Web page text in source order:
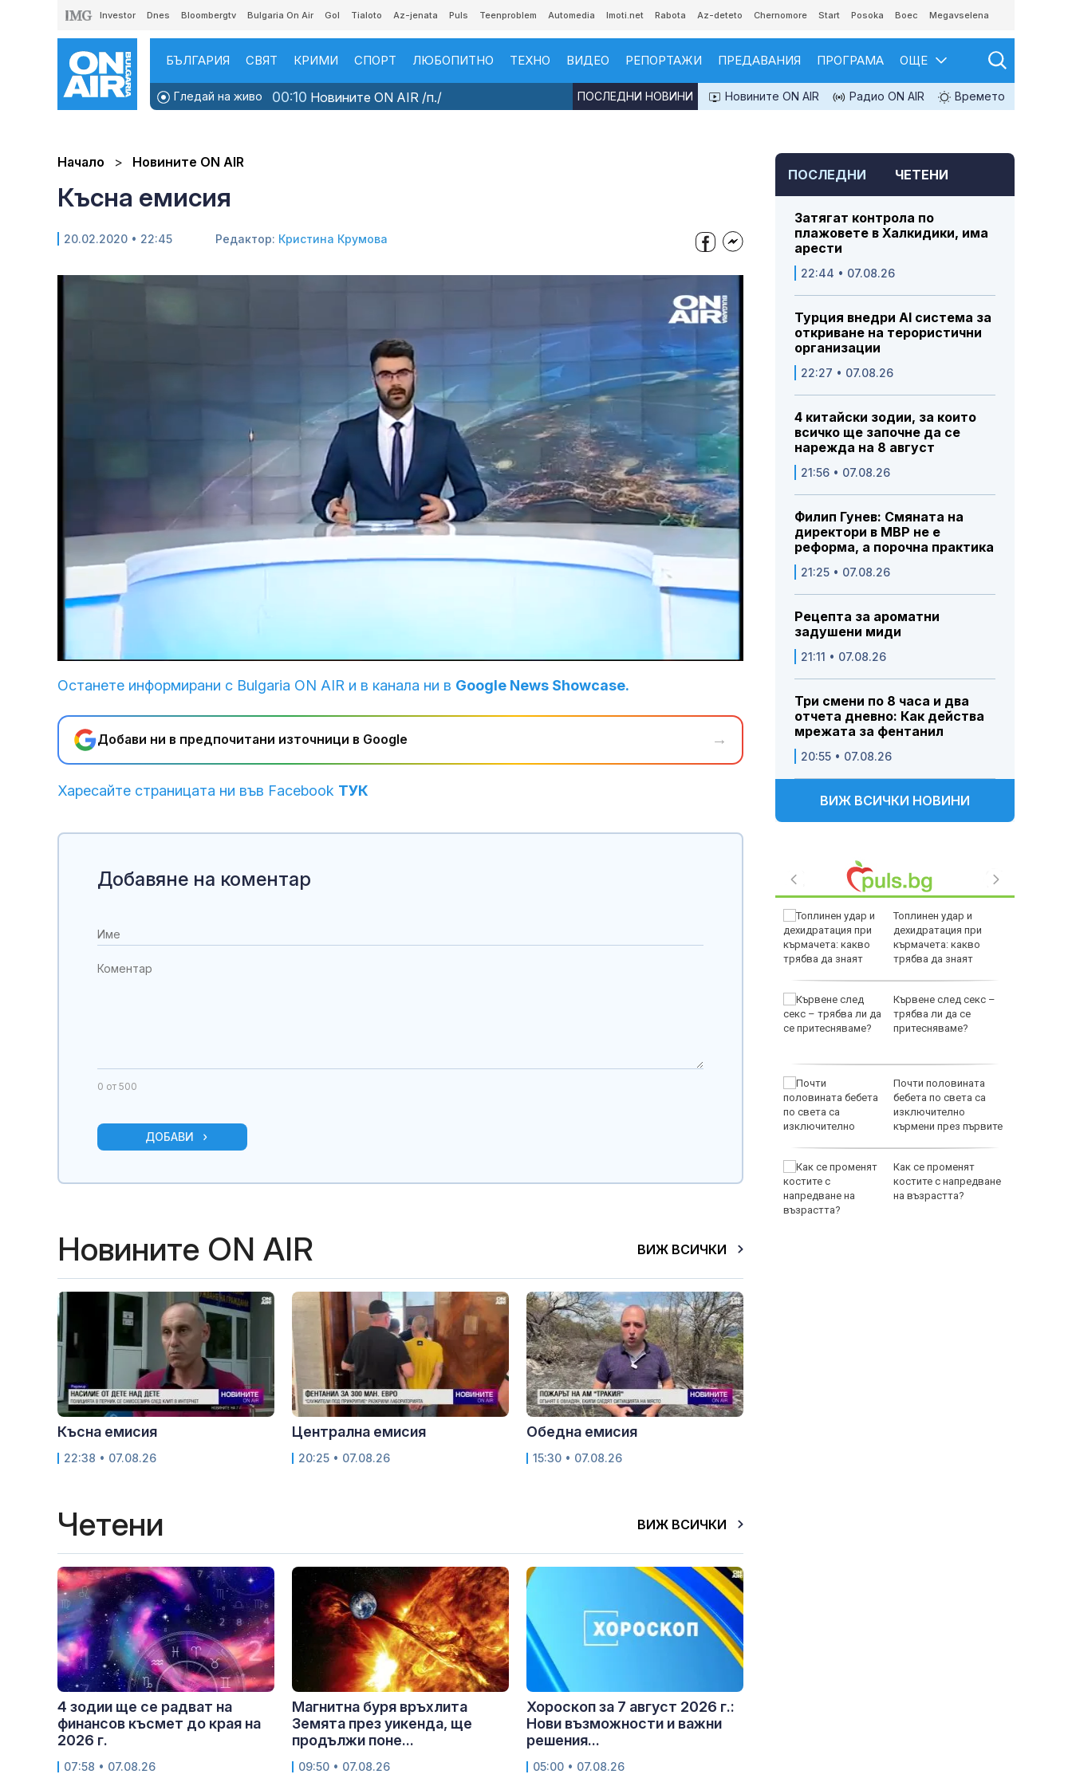
Investor Dnes Bloombergtv Bulgaria On Air Gol Tialoto Az-jenata Puls Teenproblem Automedia Imoti.net Rabota Az-deteto Chernomore Start Posoka Boec Megavselena
БЪЛГАРИЯ СВЯТ КРИМИ СПОРТ ЛЮБОПИТНО ТЕХНО ВИДЕО РЕПОРТАЖИ ПРЕДАВАНИЯ ПРОГРАМА ОЩЕ
Гледай на живо 00:10 Новините ON AIR /п./ Новините ON AIR Радио ON AIR Времето
ПОСЛЕДНИ НОВИНИ
Начало Новините ON AIR
Късна емисия
20.02.2020 • 22:45 Редактор: Кристина Крумова
2.66%
Останете информирани с Bulgaria ON AIR и в канала ни в Google News Showcase.
Добави ни в предпочитани източници в Google →
Харесайте страницата ни във Facebook ТУК
ПОСЛЕДНИ ЧЕТЕНИ
Затягат контрола по
плажовете в Халкидики, има
арести
22:44 • 07.08.26
Турция внедри AI система за
откриване на терористични
организации
22:27 • 07.08.26
4 китайски зодии, за които
всичко ще започне да се
нарежда на 8 август
21:56 • 07.08.26
Филип Гунев: Смяната на
директори в МВР не е
реформа, а порочна практика
21:25 • 07.08.26
Рецепта за ароматни
задушени миди
21:11 • 07.08.26
Три смени по 8 часа и два
отчета дневно: Как действа
мрежата за фентанил
20:55 • 07.08.26
ВИЖ ВСИЧКИ НОВИНИ
2:0
Си: Какво се случва в
Топлинен удар и
дехидратация при
кърмачета: какво
трябва да знаят
Кървене след секс –
трябва ли да се
притесняваме?
Почти половината
бебета по света са
изключително
кърмени през първите
Как се променят
костите с напредване
на възрастта?
Добавяне на коментар
0 от 500
ДОБАВИ
Новините ON AIR ВИЖ ВСИЧКИ
Късна емисия
22:38 • 07.08.26
Централна емисия
20:25 • 07.08.26
Обедна емисия
15:30 • 07.08.26
Четени ВИЖ ВСИЧКИ
4 зодии ще се радват на
финансов късмет до края на
2026 г.
07:58 • 07.08.26
Магнитна буря връхлита
Земята през уикенда, ще
продължи поне...
09:50 • 07.08.26
Хороскоп за 7 август 2026 г.:
Нови възможности и важни
решения...
05:00 • 07.08.26